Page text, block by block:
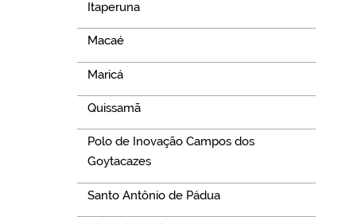
Itaperuna
Macaé
Maricá
Quissamã
Polo de Inovação Campos dos
Goytacazes
Santo Antônio de Pádua